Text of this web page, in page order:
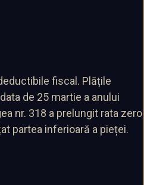
fiscal. Plățile
de 25 martie a anului
nr. 318 a prelungit rata zero
partea inferioară a pieței.